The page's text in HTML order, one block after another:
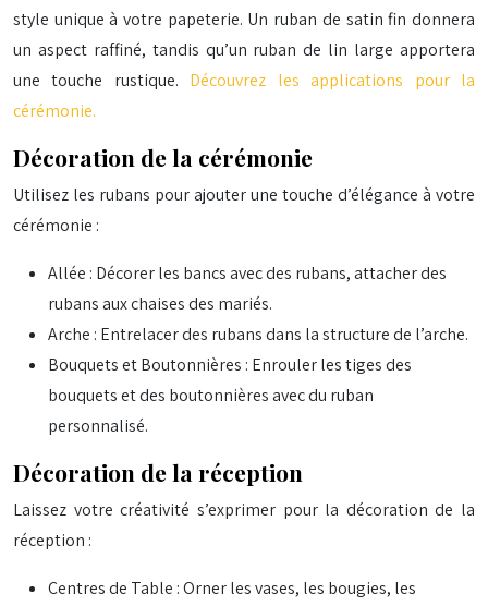
style unique à votre papeterie. Un ruban de satin fin donnera
un aspect raffiné, tandis qu’un ruban de lin large apportera
une touche rustique. Découvrez les applications pour la
cérémonie.
Décoration de la cérémonie
Utilisez les rubans pour ajouter une touche d’élégance à votre
cérémonie :
Allée : Décorer les bancs avec des rubans, attacher des
rubans aux chaises des mariés.
Arche : Entrelacer des rubans dans la structure de l’arche.
Bouquets et Boutonnières : Enrouler les tiges des
bouquets et des boutonnières avec du ruban
personnalisé.
Décoration de la réception
Laissez votre créativité s’exprimer pour la décoration de la
réception :
Centres de Table : Orner les vases, les bougies, les